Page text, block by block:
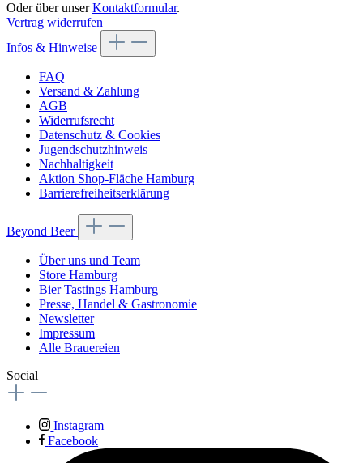
Oder über unserKontaktformular.
Vertrag widerrufen
Infos & Hinweise
FAQ
Versand & Zahlung
AGB
Widerrufsrecht
Datenschutz & Cookies
Jugendschutzhinweis
Nachhaltigkeit
Aktion Shop-Fläche Hamburg
Barrierefreiheitserklärung
Beyond Beer
Über uns und Team
Store Hamburg
Bier Tastings Hamburg
Presse, Handel & Gastronomie
Newsletter
Impressum
Alle Brauereien
Social
Instagram
Facebook